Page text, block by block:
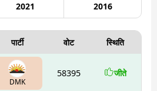
2021 2016
पार्टी वोट स्थिति
DMK
58395 जीते